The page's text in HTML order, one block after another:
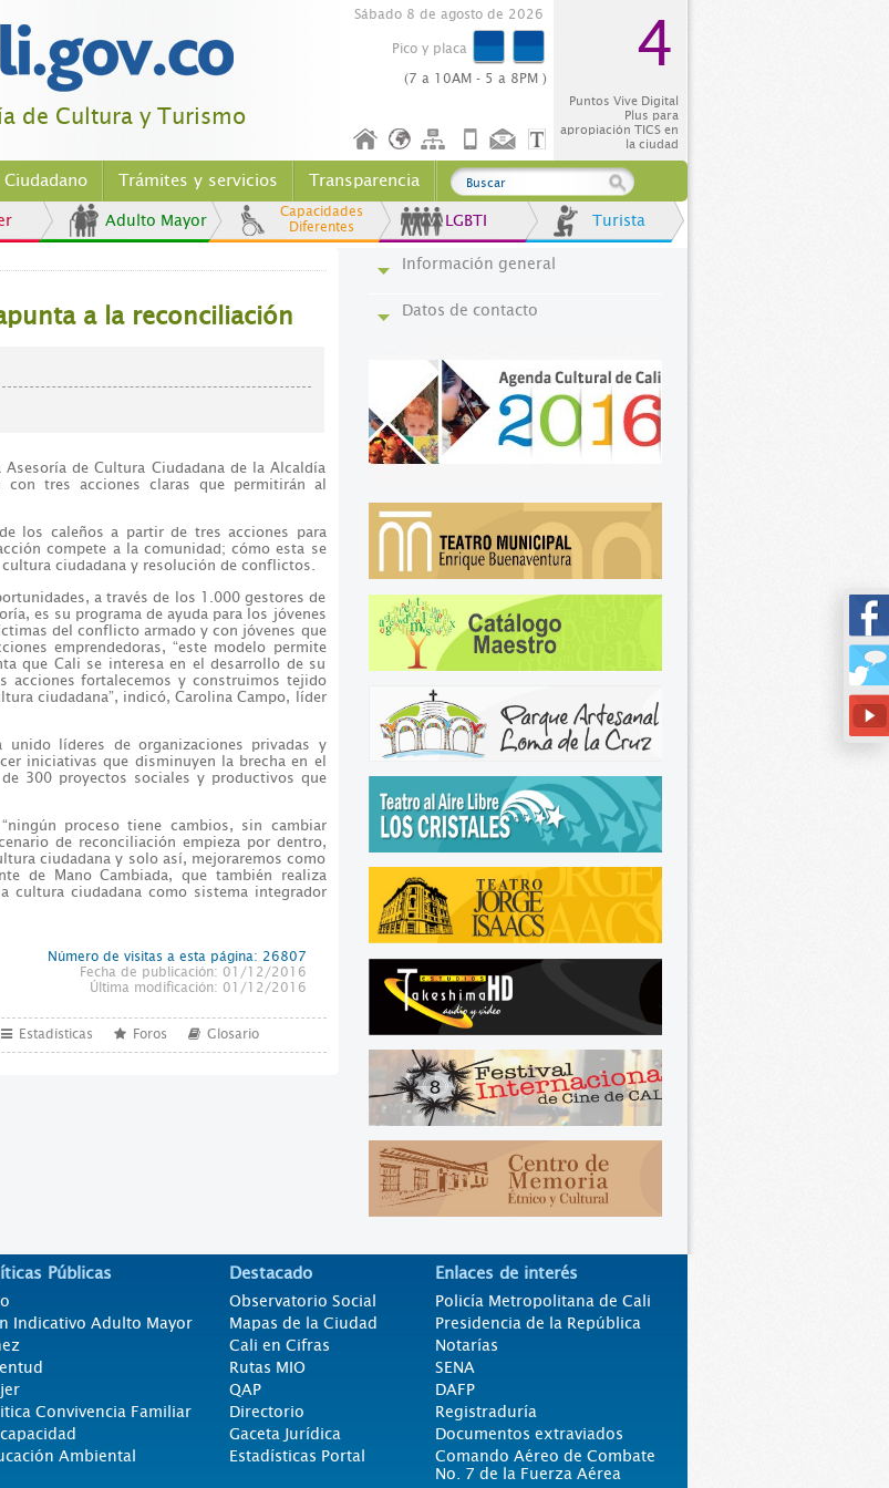
de Cultura y Turismo
Sábado 8 de agosto de 2026
Pico y placa
(7 a 10AM - 5 a 8PM )
4
Puntos Vive Digital
Plus para
apropiación TICS en
la ciudad
Trámites y servicios Transparencia
Adulto Mayor
Capacidades
Diferentes
LGBTI Turista
a la reconciliación
de Cultura Ciudadana de la Alcaldía
tres acciones claras que permitirán al
los caleños a partir de tres acciones para
compete a la comunidad; cómo esta se
ciudadana y resolución de conflictos.
a través de los 1.000 gestores de
es su programa de ayuda para los jóvenes
del conflicto armado y con jóvenes que
emprendedoras, “este modelo permite
que Cali se interesa en el desarrollo de su
acciones fortalecemos y construimos tejido
ciudadana”, indicó, Carolina Campo, líder
unido líderes de organizaciones privadas y
iniciativas que disminuyen la brecha en el
300 proyectos sociales y productivos que
proceso tiene cambios, sin cambiar
de reconciliación empieza por dentro,
ciudadana y solo así, mejoraremos como
de Mano Cambiada, que también realiza
cultura ciudadana como sistema integrador
Número de visitas a esta página: 26807
Fecha de publicación: 01/12/2016
Última modificación: 01/12/2016
Estadísticas Foros Glosario
Información general
Datos de contacto
Públicas
Indicativo Adulto Mayor
Convivencia Familiar
Ambiental
Destacado
Observatorio Social
Mapas de la Ciudad
Cali en Cifras
Rutas MIO
QAP
Directorio
Gaceta Jurídica
Estadísticas Portal
Enlaces de interés
Policía Metropolitana de Cali
Presidencia de la República
Notarías
SENA
DAFP
Registraduría
Documentos extraviados
Comando Aéreo de Combate
No. 7 de la Fuerza Aérea